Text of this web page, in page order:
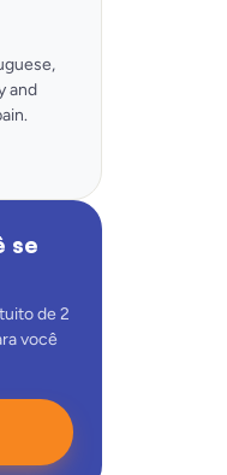
and
se
de 2
você